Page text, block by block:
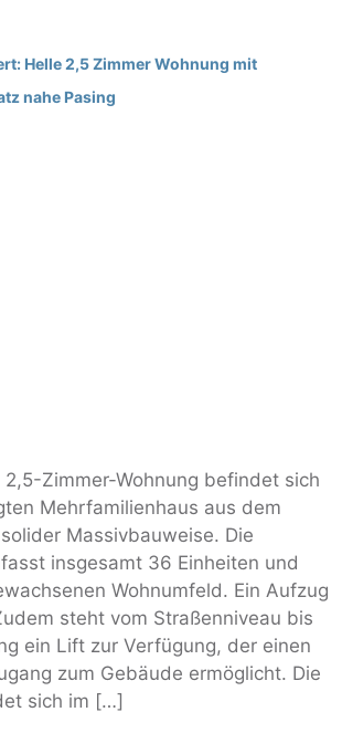
Helle 2,5 Zimmer Wohnung mit
nahe Pasing
Zimmer-Wohnung befindet sich
Mehrfamilienhaus aus dem
Massivbauweise. Die
insgesamt 36 Einheiten und
Wohnumfeld. Ein Aufzug
steht vom Straßenniveau bis
ein Lift zur Verfügung, der einen
zum Gebäude ermöglicht. Die
sich im […]